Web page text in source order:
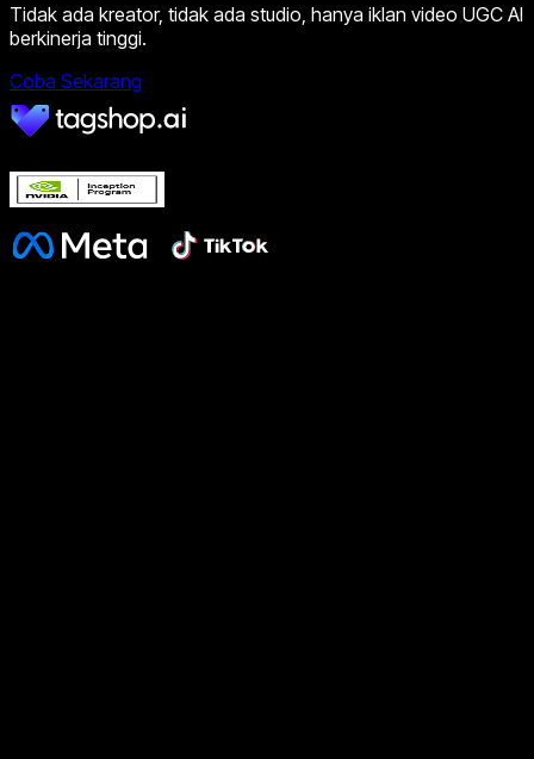
Tidak ada kreator, tidak ada studio, hanya iklan video UGC AI
berkinerja tinggi.
Coba Sekarang